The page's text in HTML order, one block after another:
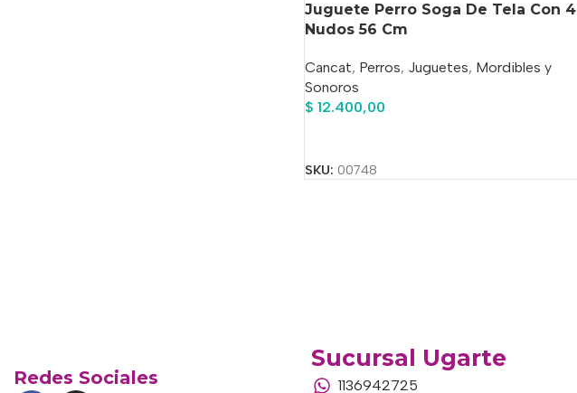
Juguete Perro Soga De Tela Con 4
Nudos 56 Cm
Cancat, Perros, Juguetes, Mordibles y
Sonoros
$ 12.400,00
SKU: 00748
Redes Sociales
Sucursal Ugarte
1136942725